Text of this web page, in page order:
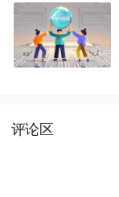
评论区